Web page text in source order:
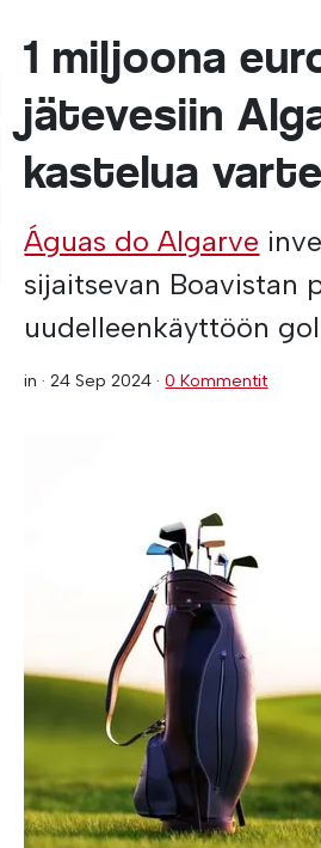
1 miljoona
jätevesiin
kastelua
Águas do Algarve
sijaitsevan Boavistan
uudelleenkäyttöön
in ·24 Sep 2024 ·0 Kommentit